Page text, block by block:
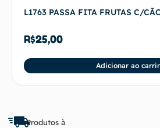
L1763 PASSA FITA FRUTAS C/
R$25,00
Adicionar ao
Produtos à